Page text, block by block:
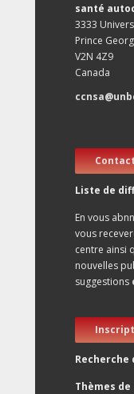
santé
3333
Prince
V2N 4Z9
Canada
Liste de
En vous
vous
centre ainsi
nouvelles
suggestions
Thèmes